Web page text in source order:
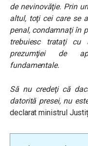
de nevinovăţie. Prin
altul, toţi cei care se
penal, condamnaţi în
trebuiesc trataţi cu
prezumţiei de
fundamentale.
Să nu credeţi că
datorită presei, nu
declarat ministrul